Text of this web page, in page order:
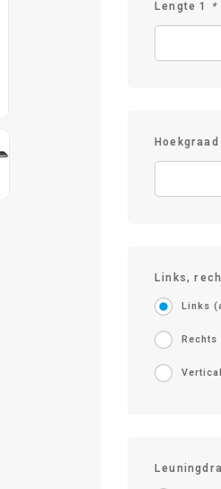
Lengte 1 *
Links,
Links
Rechts